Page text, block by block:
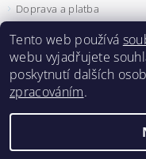
Doprava a platba
Ochrana osobních údajů
Velkoobchod
Zásady používání souborů
2026 ©Capi-
Tento web používá
webu vyjadřujete
poskytnutí dalších
zpracováním.